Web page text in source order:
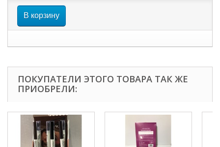
В корзину
ПОКУПАТЕЛИ ЭТОГО ТОВАРА ТАК ЖЕ
ПРИОБРЕЛИ: